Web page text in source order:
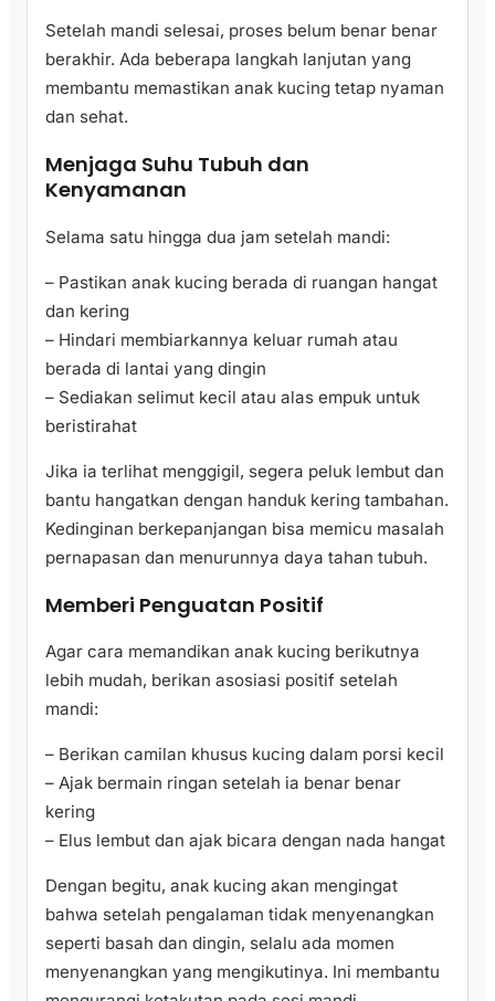
Setelah mandi selesai, proses belum benar benar
berakhir. Ada beberapa langkah lanjutan yang
membantu memastikan anak kucing tetap nyaman
dan sehat.
Menjaga Suhu Tubuh dan
Kenyamanan
Selama satu hingga dua jam setelah mandi:
– Pastikan anak kucing berada di ruangan hangat
dan kering
– Hindari membiarkannya keluar rumah atau
berada di lantai yang dingin
– Sediakan selimut kecil atau alas empuk untuk
beristirahat
Jika ia terlihat menggigil, segera peluk lembut dan
bantu hangatkan dengan handuk kering tambahan.
Kedinginan berkepanjangan bisa memicu masalah
pernapasan dan menurunnya daya tahan tubuh.
Memberi Penguatan Positif
Agar cara memandikan anak kucing berikutnya
lebih mudah, berikan asosiasi positif setelah
mandi:
– Berikan camilan khusus kucing dalam porsi kecil
– Ajak bermain ringan setelah ia benar benar
kering
– Elus lembut dan ajak bicara dengan nada hangat
Dengan begitu, anak kucing akan mengingat
bahwa setelah pengalaman tidak menyenangkan
seperti basah dan dingin, selalu ada momen
menyenangkan yang mengikutinya. Ini membantu